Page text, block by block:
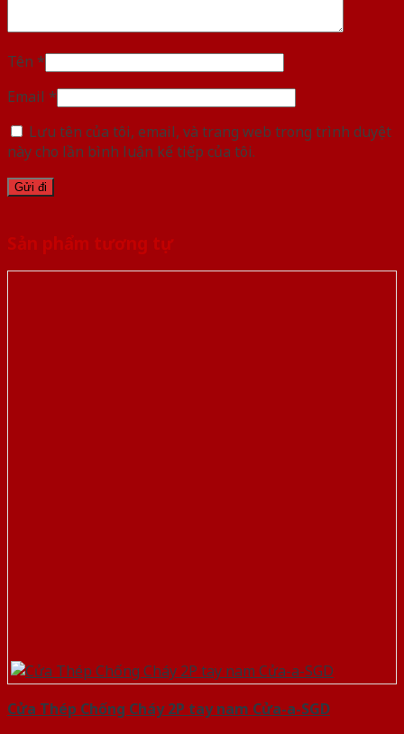
Tên *
Email *
Lưu tên của tôi, email, và trang web trong trình duyệt
này cho lần bình luận kế tiếp của tôi.
Sản phẩm tương tự
Cửa Thép Chống Cháy 2P tay nam Cửa-a-SGD